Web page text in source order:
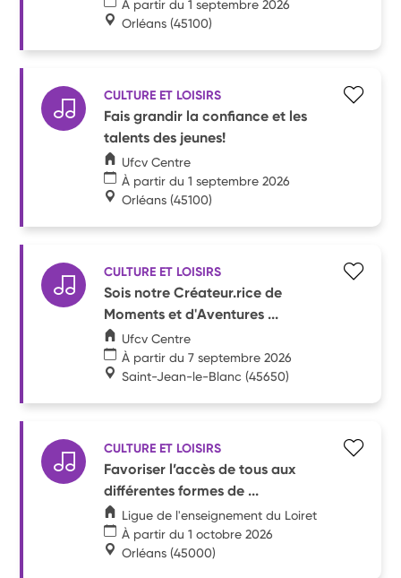
À partir du 1 septembre 2026
Orléans (45100)
CULTURE ET LOISIRS
Fais grandir la confiance et les
talents des jeunes!
Ufcv Centre
À partir du 1 septembre 2026
Orléans (45100)
CULTURE ET LOISIRS
Sois notre Créateur.rice de
Moments et d'Aventures ...
Ufcv Centre
À partir du 7 septembre 2026
Saint-Jean-le-Blanc (45650)
CULTURE ET LOISIRS
Favoriser l’accès de tous aux
différentes formes de ...
Ligue de l'enseignement du Loiret
À partir du 1 octobre 2026
Orléans (45000)